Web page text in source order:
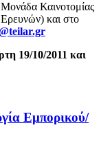
Καινοτομίας
Ερευνών) και στο
19/10/2011 και
Εμπορικού/